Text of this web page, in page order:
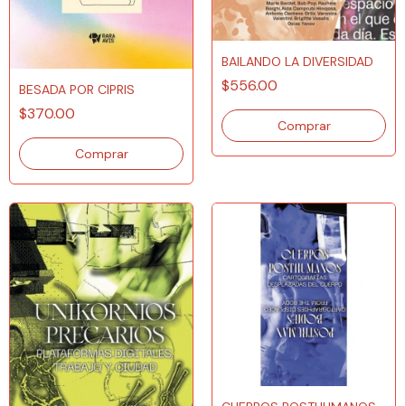
BESADA POR CIPRIS
$370.00
BAILANDO LA DIVERSIDAD
$556.00